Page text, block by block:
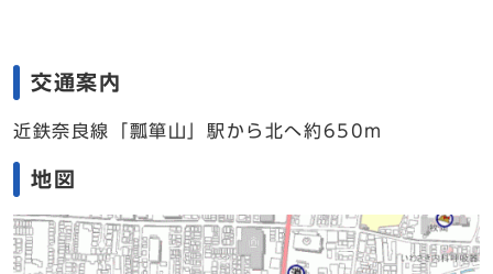
交通案内
近鉄奈良線「瓢箪山」駅から北へ約650m
地図